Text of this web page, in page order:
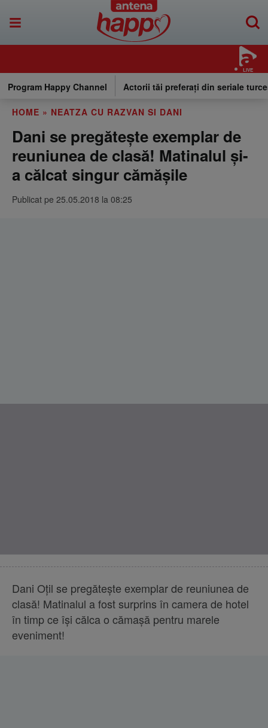
LIVE
Program Happy Channel Actorii tăi preferați din seriale
HOME » NEATZA CU RAZVAN SI DANI
Dani se pregăteşte exemplar de
reuniunea de clasă! Matinalul şi-
a călcat singur cămăşile
Publicat pe 25.05.2018 la 08:25
Dani Oţil se pregăteşte exemplar de reuniunea de
clasă! Matinalul a fost surprins în camera de hotel
în timp ce îşi călca o cămaşă pentru marele
eveniment!